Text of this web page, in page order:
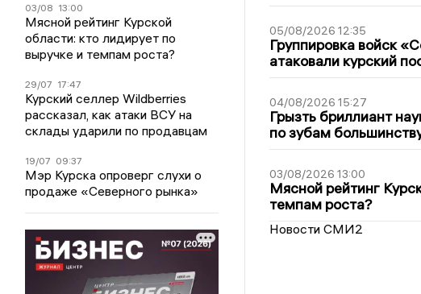
03/08 13:00
Мясной рейтинг Курской
области: кто лидирует по
выручке и темпам роста?
29/07 17:47
Курский селлер Wildberries
рассказал, как атаки ВСУ на
склады ударили по продавцам
19/07 09:37
Мэр Курска опроверг слухи о
продаже «Северного рынка»
05/08/2026 12:35
Группировка войск
атаковали курский
04/08/2026 15:27
Грызть бриллиант
по зубам
03/08/2026 13:00
Мясной рейтинг
темпам роста?
Новости СМИ2